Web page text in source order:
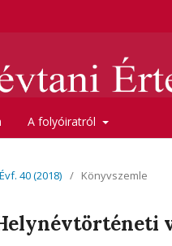
A folyóiratról
Évf. 40 (2018) / Könyvszemle